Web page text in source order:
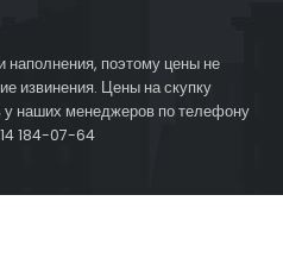
наполнения, поэтому цены не
извинения. Цены на скупку
у наших менеджеров по телефону
184-07-64